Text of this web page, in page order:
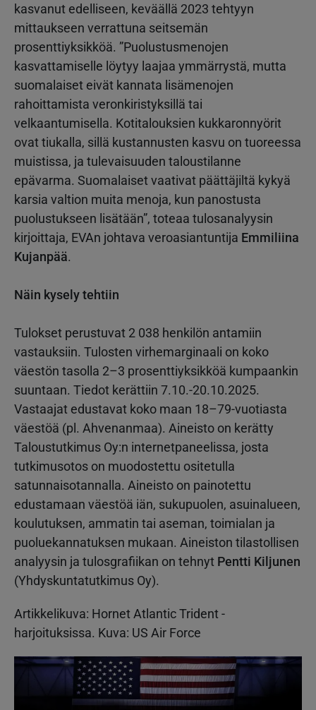
kasvanut edelliseen, keväällä 2023 tehtyyn
mittaukseen verrattuna seitsemän
prosenttiyksikköä. ”Puolustusmenojen
kasvattamiselle löytyy laajaa ymmärrystä, mutta
suomalaiset eivät kannata lisämenojen
rahoittamista veronkiristyksillä tai
velkaantumisella. Kotitalouksien kukkaronnyörit
ovat tiukalla, sillä kustannusten kasvu on tuoreessa
muistissa, ja tulevaisuuden taloustilanne
epävarma. Suomalaiset vaativat päättäjiltä kykyä
karsia valtion muita menoja, kun panostusta
puolustukseen lisätään”, toteaa tulosanalyysin
kirjoittaja, EVAn johtava veroasiantuntija Emmiliina
Kujanpää.
Näin kysely tehtiin
Tulokset perustuvat 2 038 henkilön antamiin
vastauksiin. Tulosten virhemarginaali on koko
väestön tasolla 2–3 prosenttiyksikköä kumpaankin
suuntaan. Tiedot kerättiin 7.10.-20.10.2025.
Vastaajat edustavat koko maan 18–79-vuotiasta
väestöä (pl. Ahvenanmaa). Aineisto on kerätty
Taloustutkimus Oy:n internetpaneelissa, josta
tutkimusotos on muodostettu ositetulla
satunnaisotannalla. Aineisto on painotettu
edustamaan väestöä iän, sukupuolen, asuinalueen,
koulutuksen, ammatin tai aseman, toimialan ja
puoluekannatuksen mukaan. Aineiston tilastollisen
analyysin ja tulosgrafiikan on tehnyt Pentti Kiljunen
(Yhdyskuntatutkimus Oy).
Artikkelikuva: Hornet Atlantic Trident -
harjoituksissa. Kuva: US Air Force
Kuva